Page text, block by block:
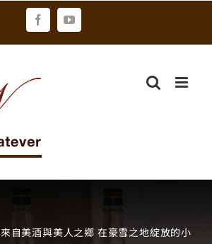
FacebookYouTube
來自美酒與美人之鄉 在豪雪之地綻放的小